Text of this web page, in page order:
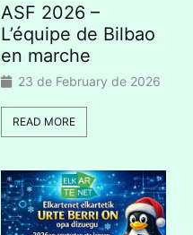
ASF 2026 –
L’équipe de Bilbao
en marche
23 de February de 2026
READ MORE